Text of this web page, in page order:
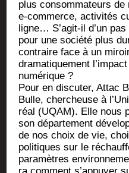
plus consom­ma­teurs
e‑commerce, acti­vi­tés
ligne… S’a­git-il d’un
pour une socié­té plus
contraire face à un
dra­ma­ti­que­ment
numérique ?
Pour en dis­cu­ter, Attac
Bulle, cher­cheuse à
réal (UQAM). Elle nous
son dépar­te­ment
de nos choix de vie,
poli­tiques sur le
para­mètres
ra com­ment s’appuyer